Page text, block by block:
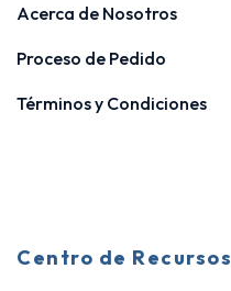
Acerca de Nosotros
Proceso de Pedido
Términos y Condiciones
Centro de Recursos